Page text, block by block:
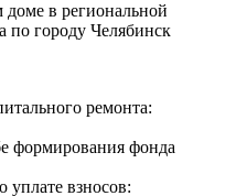
в региональной
по городу Челябинск
ремонта:
формирования фонда
уплате взносов: